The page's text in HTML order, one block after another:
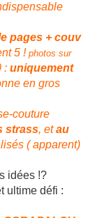
pages + couv
5 ! photos sur
: uniquement
en gros
couture
strass, etau
( apparent)
idées !?
ultime défi :